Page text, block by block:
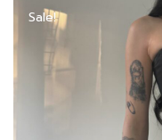
Sale!